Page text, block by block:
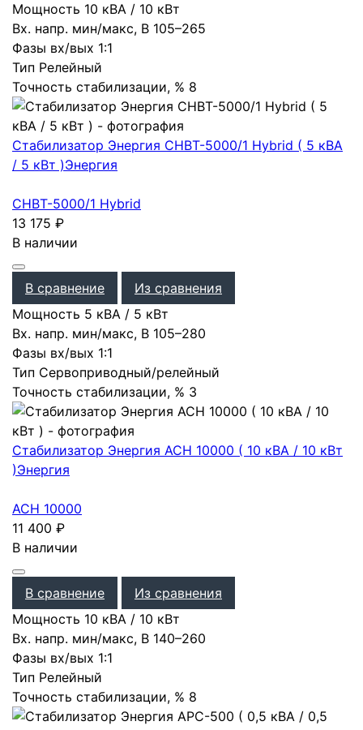
Мощность 10 кВА / 10 кВт
Вх. напр. мин/макс, В 105–265
Фазы вх/вых 1:1
Тип Релейный
Точность стабилизации, % 8
Стабилизатор Энергия CНВТ-5000/1 Нybrid ( 5 кВА
/ 5 кВт )Энергия
CНВТ-5000/1 Нybrid
13 175 ₽
В наличии
В сравнение
Из сравнения
Мощность 5 кВА / 5 кВт
Вх. напр. мин/макс, В 105–280
Фазы вх/вых 1:1
Тип Сервоприводный/релейный
Точность стабилизации, % 3
Стабилизатор Энергия АСН 10000 ( 10 кВА / 10 кВт
)Энергия
АСН 10000
11 400 ₽
В наличии
В сравнение
Из сравнения
Мощность 10 кВА / 10 кВт
Вх. напр. мин/макс, В 140–260
Фазы вх/вых 1:1
Тип Релейный
Точность стабилизации, % 8